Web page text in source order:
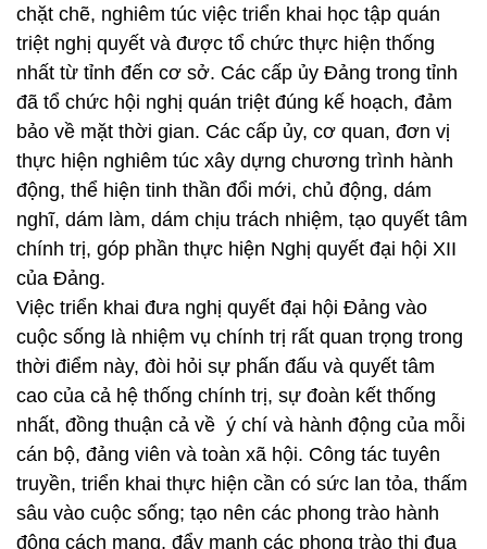
chặt chẽ, nghiêm túc việc triển khai học tập quán
triệt nghị quyết và được tổ chức thực hiện thống
nhất từ tỉnh đến cơ sở. Các cấp ủy Đảng trong tỉnh
đã tổ chức hội nghị quán triệt đúng kế hoạch, đảm
bảo về mặt thời gian. Các cấp ủy, cơ quan, đơn vị
thực hiện nghiêm túc xây dựng chương trình hành
động, thể hiện tinh thần đổi mới, chủ động, dám
nghĩ, dám làm, dám chịu trách nhiệm, tạo quyết tâm
chính trị, góp phần thực hiện Nghị quyết đại hội XII
của Đảng.
Việc triển khai đưa nghị quyết đại hội Đảng vào
cuộc sống là nhiệm vụ chính trị rất quan trọng trong
thời điểm này, đòi hỏi sự phấn đấu và quyết tâm
cao của cả hệ thống chính trị, sự đoàn kết thống
nhất, đồng thuận cả về ý chí và hành động của mỗi
cán bộ, đảng viên và toàn xã hội. Công tác tuyên
truyền, triển khai thực hiện cần có sức lan tỏa, thấm
sâu vào cuộc sống; tạo nên các phong trào hành
động cách mạng, đẩy mạnh các phong trào thi đua